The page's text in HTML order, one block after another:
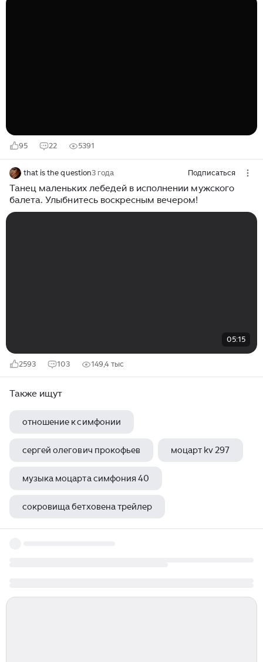
95 22 5391
that is the question3 года Подписаться
Танец маленьких лебедей в исполнении мужского
балета. Улыбнитесь воскресным вечером!
05:15
2593 103 149,4 тыс
Также ищут
отношение к симфонии
сергей олегович прокофьев моцарт kv 297
музыка моцарта симфония 40
сокровища бетховена трейлер